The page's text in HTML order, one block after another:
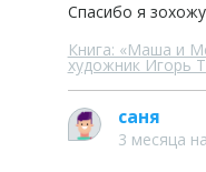
Спасибо я
Книга: «Маша и
художник Игорь
саня
3 месяца